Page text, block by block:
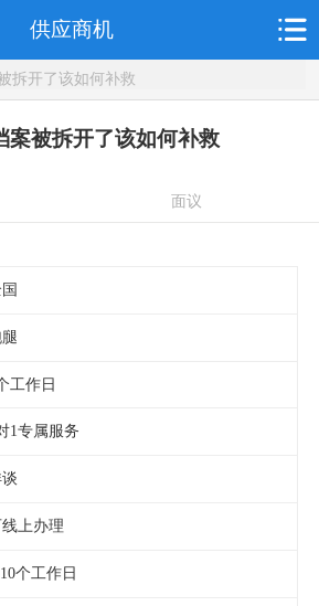
供应商机
拆开了该如何补救
案被拆开了该如何补救
面议
工作日
1专属服务
上办理
个工作日